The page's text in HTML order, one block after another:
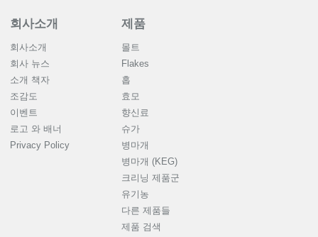
회사소개
회사소개
회사 뉴스
소개 책자
조감도
이벤트
로고 와 배너
Privacy Policy
제품
몰트
Flakes
홉
효모
향신료
슈가
병마개
병마개 (KEG)
크리닝 제품군
유기농
다른 제품들
제품 검색